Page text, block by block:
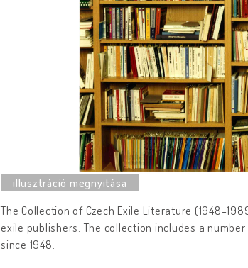
The Collection of Czech Exile Literature (1948-
exile publishers. The collection includes a
since 1948.